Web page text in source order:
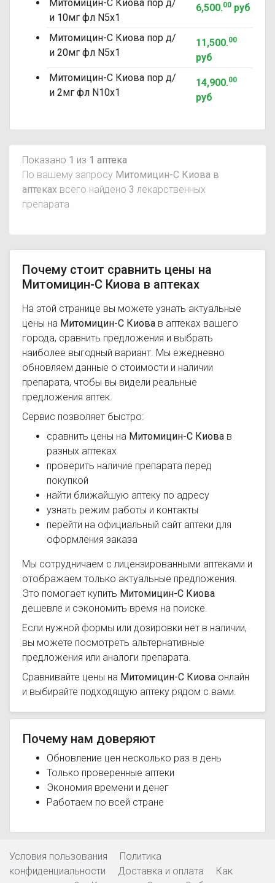
Митомицин-С Киова пор д/
и 10мг фл N5x1
6,500.00руб
Митомицин-С Киова пор д/
и 20мг фл N5x1
11,500.00
руб
Митомицин-С Киова пор д/
и 2мг фл N10x1
14,900.00
руб
Показано 1 из 1 аптека
По вашему запросу Митомицин-С Киова в
аптеках всего найдено 3 лекарственных
препарата
Почему стоит сравнить цены на
Митомицин-С Киова в аптеках
На этой странице вы можете узнать актуальные
цены на Митомицин-С Киова в аптеках вашего
города, сравнить предложения и выбрать
наиболее выгодный вариант. Мы ежедневно
обновляем данные о стоимости и наличии
препарата, чтобы вы видели реальные
предложения аптек.
Сервис позволяет быстро:
сравнить цены на Митомицин-С Киова в
разных аптеках
проверить наличие препарата перед
покупкой
найти ближайшую аптеку по адресу
узнать режим работы и контакты
перейти на официальный сайт аптеки для
оформления заказа
Мы сотрудничаем с лицензированными аптеками и
отображаем только актуальные предложения.
Это помогает купить Митомицин-С Киова
дешевле и сэкономить время на поиске.
Если нужной формы или дозировки нет в наличии,
вы можете посмотреть альтернативные
предложения или аналоги препарата.
Сравнивайте цены на Митомицин-С Киова онлайн
и выбирайте подходящую аптеку рядом с вами.
Почему нам доверяют
Обновление цен несколько раз в день
Только проверенные аптеки
Экономия времени и денег
Работаем по всей стране
Условия пользования
Политика
конфиденциальности
Доставка и оплата
Как